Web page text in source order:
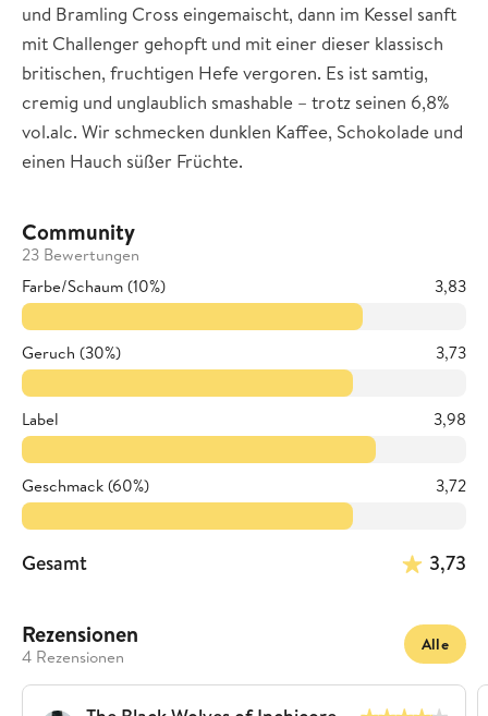
und Bramling Cross eingemaischt, dann im Kessel sanft
mit Challenger gehopft und mit einer dieser klassisch
britischen, fruchtigen Hefe vergoren. Es ist samtig,
cremig und unglaublich smashable – trotz seinen 6,8%
vol.alc. Wir schmecken dunklen Kaffee, Schokolade und
einen Hauch süßer Früchte.
Community
23 Bewertungen
Farbe/Schaum (10%)
3,83
Geruch (30%) 3,73
Label 3,98
Geschmack (60%) 3,72
Gesamt 3,73
Rezensionen
4 Rezensionen
Alle